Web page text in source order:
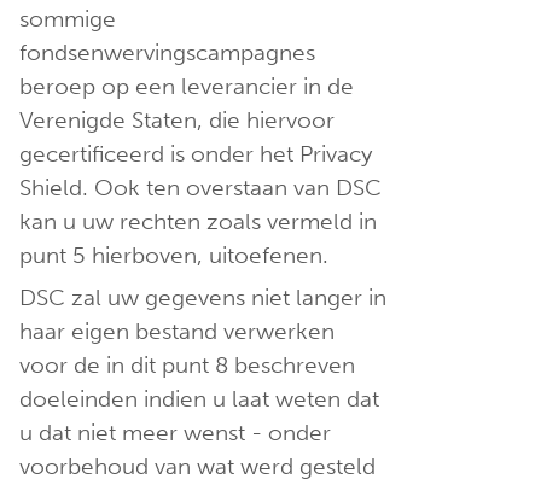
sommige
fondsenwervingscampagnes
beroep op een leverancier in de
Verenigde Staten, die hiervoor
gecertificeerd is onder het Privacy
Shield. Ook ten overstaan van DSC
kan u uw rechten zoals vermeld in
punt 5 hierboven, uitoefenen.
DSC zal uw gegevens niet langer in
haar eigen bestand verwerken
voor de in dit punt 8 beschreven
doeleinden indien u laat weten dat
u dat niet meer wenst - onder
voorbehoud van wat werd gesteld